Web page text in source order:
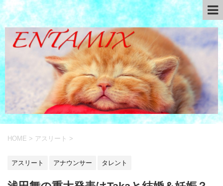
HOME > アスリート >
アスリート アナウンサー タレント